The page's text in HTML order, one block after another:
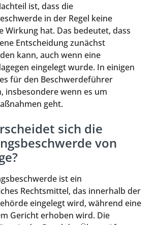
ist, dass die
in der Regel keine
Wirkung hat. Das bedeutet, dass
Entscheidung zunächst
kann, auch wenn eine
eingelegt wurde. In einigen
für den Beschwerdeführer
insbesondere wenn es um
geht.
sich die
von
ist ein
Rechtsmittel, das innerhalb der
eingelegt wird, während eine
Gericht erhoben wird. Die